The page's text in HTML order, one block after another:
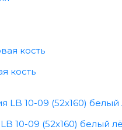
кость
10-09 (52x160) белый